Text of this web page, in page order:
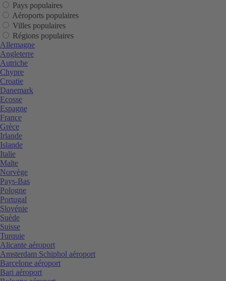
Pays populaires
Aéroports populaires
Villes populaires
Régions populaires
Allemagne
Angleterre
Autriche
Chypre
Croatie
Danemark
Ecosse
Espagne
France
Grèce
Irlande
Islande
Italie
Malte
Norvège
Pays-Bas
Pologne
Portugal
Slovénie
Suède
Suisse
Turquie
Alicante aéroport
Amsterdam Schiphol aéroport
Barcelone aéroport
Bari aéroport